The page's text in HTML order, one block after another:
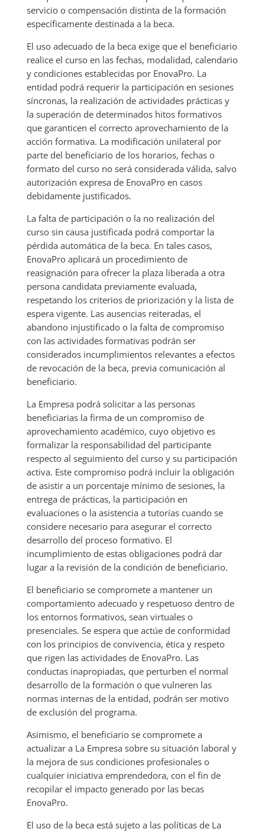
servicio o compensación distinta de la formación
específicamente destinada a la beca.
El uso adecuado de la beca exige que el beneficiario
realice el curso en las fechas, modalidad, calendario
y condiciones establecidas por EnovaPro. La
entidad podrá requerir la participación en sesiones
síncronas, la realización de actividades prácticas y
la superación de determinados hitos formativos
que garanticen el correcto aprovechamiento de la
acción formativa. La modificación unilateral por
parte del beneficiario de los horarios, fechas o
formato del curso no será considerada válida, salvo
autorización expresa de EnovaPro en casos
debidamente justificados.
La falta de participación o la no realización del
curso sin causa justificada podrá comportar la
pérdida automática de la beca. En tales casos,
EnovaPro aplicará un procedimiento de
reasignación para ofrecer la plaza liberada a otra
persona candidata previamente evaluada,
respetando los criterios de priorización y la lista de
espera vigente. Las ausencias reiteradas, el
abandono injustificado o la falta de compromiso
con las actividades formativas podrán ser
considerados incumplimientos relevantes a efectos
de revocación de la beca, previa comunicación al
beneficiario.
La Empresa podrá solicitar a las personas
beneficiarias la firma de un compromiso de
aprovechamiento académico, cuyo objetivo es
formalizar la responsabilidad del participante
respecto al seguimiento del curso y su participación
activa. Este compromiso podrá incluir la obligación
de asistir a un porcentaje mínimo de sesiones, la
entrega de prácticas, la participación en
evaluaciones o la asistencia a tutorías cuando se
considere necesario para asegurar el correcto
desarrollo del proceso formativo. El
incumplimiento de estas obligaciones podrá dar
lugar a la revisión de la condición de beneficiario.
El beneficiario se compromete a mantener un
comportamiento adecuado y respetuoso dentro de
los entornos formativos, sean virtuales o
presenciales. Se espera que actúe de conformidad
con los principios de convivencia, ética y respeto
que rigen las actividades de EnovaPro. Las
conductas inapropiadas, que perturben el normal
desarrollo de la formación o que vulneren las
normas internas de la entidad, podrán ser motivo
de exclusión del programa.
Asimismo, el beneficiario se compromete a
actualizar a La Empresa sobre su situación laboral y
la mejora de sus condiciones profesionales o
cualquier iniciativa emprendedora, con el fin de
recopilar el impacto generado por las becas
EnovaPro.
El uso de la beca está sujeto a las políticas de La